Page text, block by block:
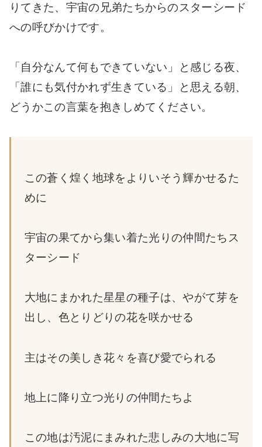
りてきた、宇宙の兄弟たちからのスターシード
への呼びかけです。
「自分なんて何もできていない」と感じる夜、
「誰にも気付かれず生きている」と思える朝、
どうかこの言葉を抱きしめてください。
この蒼く煌く地球をよりいそう輝かせるた
めに
宇宙の果てから集い着た光りの仲間たちス
ターシード
大地にまかれた星星の種子は、やがて芽を
出し、色とりどりの花を咲かせる
主はその美しき花々を喜び愛でられる
地上に降り立つ光りの仲間たちよ
この地は汚泥にまみれた悲しみの大地に写